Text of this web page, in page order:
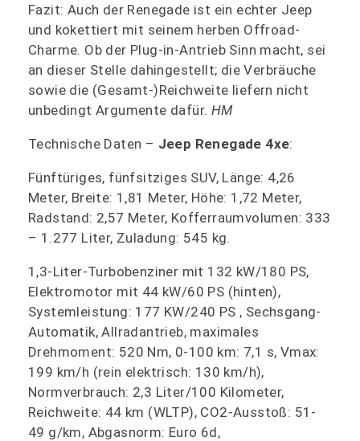
Fazit: Auch der Renegade ist ein echter Jeep
und kokettiert mit seinem herben Offroad-
Charme. Ob der Plug-in-Antrieb Sinn macht, sei
an dieser Stelle dahingestellt; die Verbräuche
sowie die (Gesamt-)Reichweite liefern nicht
unbedingt Argumente dafür. HM
Technische Daten – Jeep Renegade 4xe:
Fünftüriges, fünfsitziges SUV, Länge: 4,26
Meter, Breite: 1,81 Meter, Höhe: 1,72 Meter,
Radstand: 2,57 Meter, Kofferraumvolumen: 333
– 1.277 Liter, Zuladung: 545 kg.
1,3-Liter-Turbobenziner mit 132 kW/180 PS,
Elektromotor mit 44 kW/60 PS (hinten),
Systemleistung: 177 KW/240 PS , Sechsgang-
Automatik, Allradantrieb, maximales
Drehmoment: 520 Nm, 0-100 km: 7,1 s, Vmax:
199 km/h (rein elektrisch: 130 km/h),
Normverbrauch: 2,3 Liter/100 Kilometer,
Reichweite: 44 km (WLTP), CO2-Ausstoß: 51-
49 g/km, Abgasnorm: Euro 6d,